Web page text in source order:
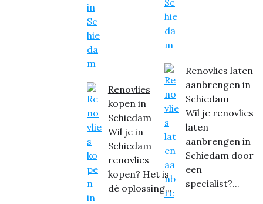
Renovlies
kopen in
Schiedam
Wil je in
Schiedam
renovlies
kopen? Het is
dé oplossing...
Renovlies laten
aanbrengen in
Schiedam
Wil je renovlies
laten
aanbrengen in
Schiedam door
een
specialist?...